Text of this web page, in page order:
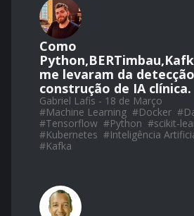
Como
me levaram da
construção de IA clínica.
Gabriel Lafis - 18 de Março
#Machine Learning #Docker #
#Tensorflow #Python #scikit-
#Kubernetes #Inteligência
#Kafka